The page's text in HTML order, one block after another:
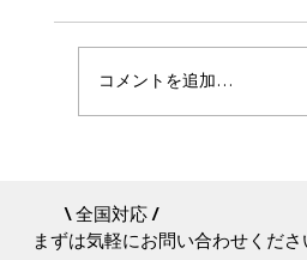
ロが50万〜数千万
コメントを追加…
\ 全国対応 /
まずは気軽にお問い合わせくださ